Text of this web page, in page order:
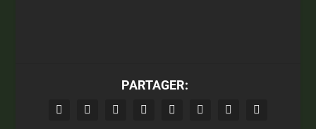
PARTAGER: